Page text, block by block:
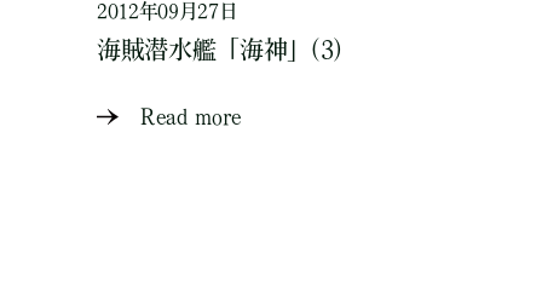
2012年09月27日
海賊潜水艦「海神」(3)
Read more